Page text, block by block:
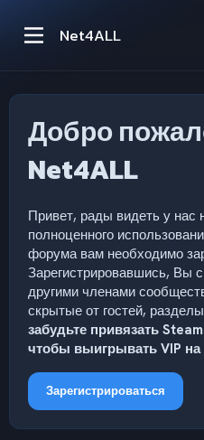
Net4ALL
Добро
Net4ALL
Привет, рады видеть у нас
полноценного
форума вам необходимо
Зарегистрировавшись, Вы
другими членами
скрытые от гостей,
забудьте привязать
чтобы выигрывать VIP на
Зарегистрироваться